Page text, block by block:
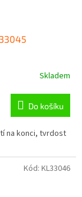
Skladem
Do košíku
na konci, tvrdost
Kód: KL33046